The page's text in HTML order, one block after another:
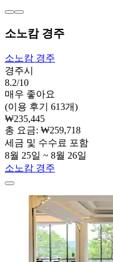
소노캄 경주
소노캄 경주
경주시
8.2/10
매우 좋아요
(이용 후기 613개)
₩235,445
총 요금: ₩259,718
세금 및 수수료 포함
8월 25일 ~ 8월 26일
소노캄 경주